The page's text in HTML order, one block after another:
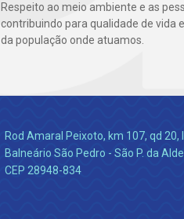
Respeito ao meio ambiente e as
contribuindo para qualidade de vida
da população onde atuamos.
Rod Amaral Peixoto, km 107, qd 20,
Balneário São Pedro - São P. da
CEP 28948-834